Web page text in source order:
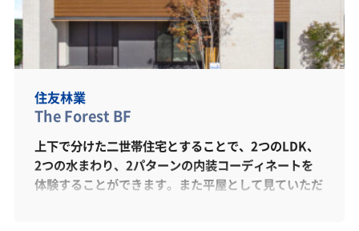
住友林業
The Forest BF
上下で分けた二世帯住宅とすることで、2つのLDK、
2つの水まわり、2パターンの内装コーディネートを
体験することができます。また平屋として見ていただ